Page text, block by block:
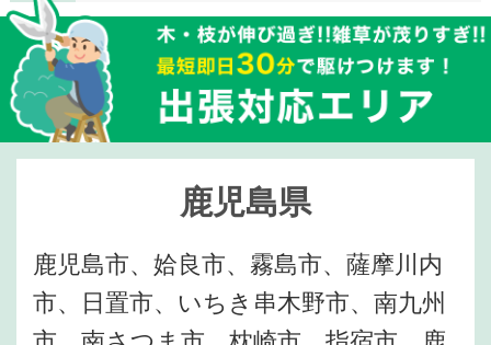
鹿児島県
鹿児島市、姶良市、霧島市、薩摩川内
市、日置市、いちき串木野市、南九州